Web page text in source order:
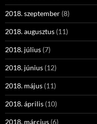
2018. szeptember (8)
2018. augusztus (11)
2018. július (7)
2018. június (12)
2018. május (11)
2018. április (10)
2018. március (6)